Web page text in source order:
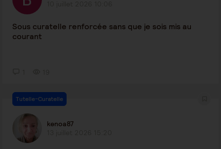
Sous curatelle renforcée sans que je sois mis au
courant
Tutelle-Curatelle
kenoa87